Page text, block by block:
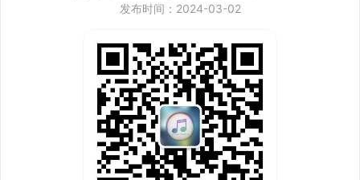
发布时间：2024-03-02